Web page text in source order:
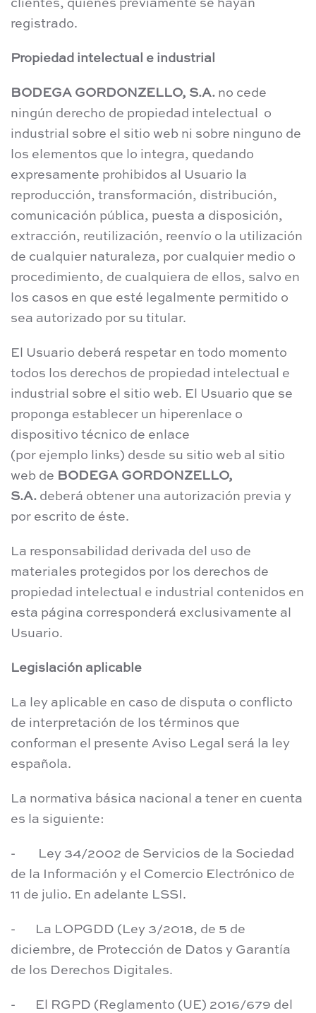
clientes, quienes previamente se hayan
registrado.
Propiedad intelectual e industrial
BODEGA GORDONZELLO, S.A. no cede
ningún derecho de propiedad intelectual o
industrial sobre el sitio web ni sobre ninguno de
los elementos que lo integra, quedando
expresamente prohibidos al Usuario la
reproducción, transformación, distribución,
comunicación pública, puesta a disposición,
extracción, reutilización, reenvío o la utilización
de cualquier naturaleza, por cualquier medio o
procedimiento, de cualquiera de ellos, salvo en
los casos en que esté legalmente permitido o
sea autorizado por su titular.
El Usuario deberá respetar en todo momento
todos los derechos de propiedad intelectual e
industrial sobre el sitio web. El Usuario que se
proponga establecer un hiperenlace o
dispositivo técnico de enlace
(por ejemplo links) desde su sitio web al sitio
web de BODEGA GORDONZELLO,
S.A. deberá obtener una autorización previa y
por escrito de éste.
La responsabilidad derivada del uso de
materiales protegidos por los derechos de
propiedad intelectual e industrial contenidos en
esta página corresponderá exclusivamente al
Usuario.
Legislación aplicable
La ley aplicable en caso de disputa o conflicto
de interpretación de los términos que
conforman el presente Aviso Legal será la ley
española.
La normativa básica nacional a tener en cuenta
es la siguiente:
- Ley 34/2002 de Servicios de la Sociedad
de la Información y el Comercio Electrónico de
11 de julio. En adelante LSSI.
- La LOPGDD (Ley 3/2018, de 5 de
diciembre, de Protección de Datos y Garantía
de los Derechos Digitales.
- El RGPD (Reglamento (UE) 2016/679 del